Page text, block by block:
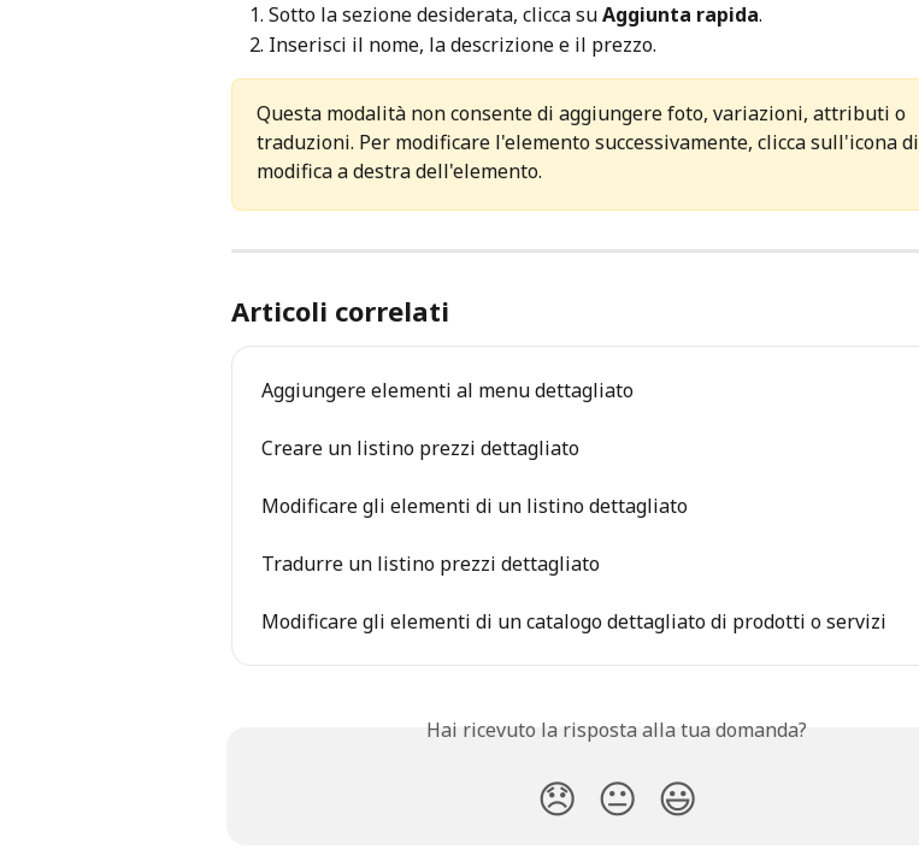
Sotto la sezione desiderata, clicca su Aggiunta rapida.
Inserisci il nome, la descrizione e il prezzo.
Questa modalità non consente di aggiungere foto, variazioni, attributi o
traduzioni. Per modificare l'elemento successivamente, clicca sull'icona di
modifica a destra dell'elemento.
Articoli correlati
Aggiungere elementi al menu dettagliato
Creare un listino prezzi dettagliato
Modificare gli elementi di un listino dettagliato
Tradurre un listino prezzi dettagliato
Modificare gli elementi di un catalogo dettagliato di prodotti o servizi
Hai ricevuto la risposta alla tua domanda?
😞 😐 😃